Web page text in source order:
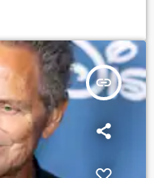
insert_link